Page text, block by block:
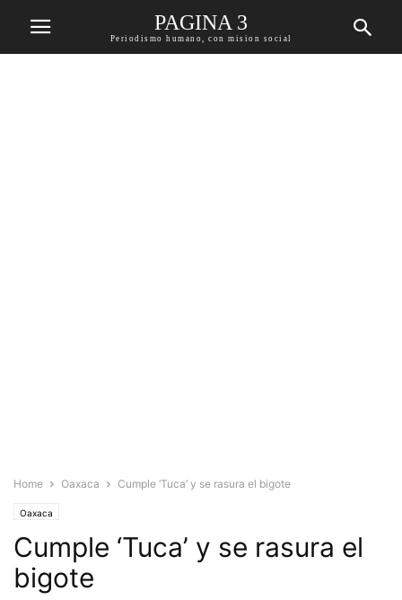
PAGINA 3
Periodismo humano, con mision social
Home Oaxaca Cumple ‘Tuca’ y se rasura el bigote
Oaxaca
Cumple ‘Tuca’ y se rasura el
bigote